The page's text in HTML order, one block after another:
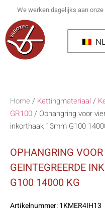
We werken dagelijks aan
NL
Home / Kettingmateriaal /
GR100/ Ophangring voor
inkorthaak 13mm G100
OPHANGRING
GEINTEGREERDE
G100 14000 KG
Artikelnummer:1KMER4IH13